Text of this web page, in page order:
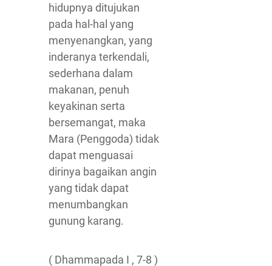
hidupnya ditujukan
pada hal-hal yang
menyenangkan, yang
inderanya terkendali,
sederhana dalam
makanan, penuh
keyakinan serta
bersemangat, maka
Mara (Penggoda) tidak
dapat menguasai
dirinya bagaikan angin
yang tidak dapat
menumbangkan
gunung karang.
( Dhammapada I , 7-8 )